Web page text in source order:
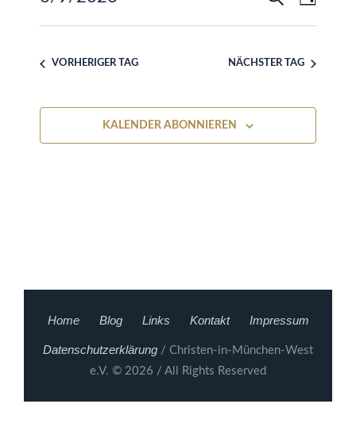
9.
und
VORHERIGER TAG NÄCHSTER TAG
KALENDER ABONNIEREN
Home Blog Links Kontakt Impressum
Datenschutzerklärung / Christen-in-München-West
e.V. © 2026 / All Rights Reserved